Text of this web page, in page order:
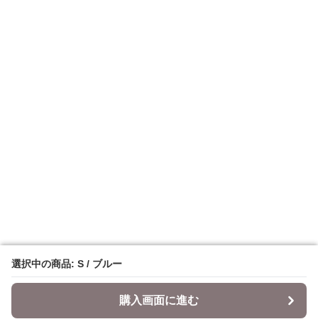
選択中の商品: S / ブルー
購入画面に進む
選択中の商品: S / ブルー
購入画面に進む